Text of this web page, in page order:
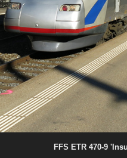
FFS ETR 470-9